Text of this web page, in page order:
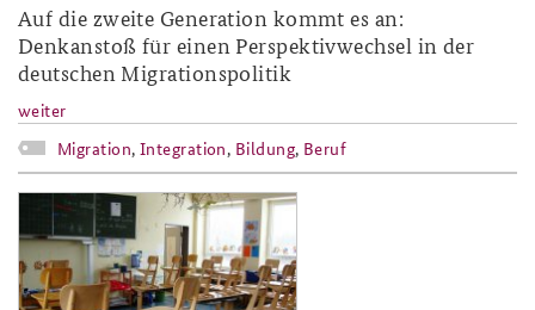
Auf die zweite Generation kommt es an:
Denkanstoß für einen Perspektivwechsel in der
deutschen Migrationspolitik
weiter
Migration, Integration, Bildung, Beruf
ks18_neukoelln_slider.jpg